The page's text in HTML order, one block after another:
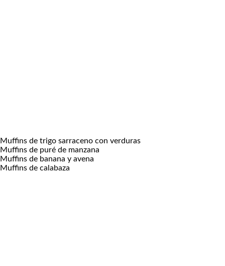
Muffins de trigo sarraceno con verduras
Muffins de puré de manzana
Muffins de banana y avena
Muffins de calabaza